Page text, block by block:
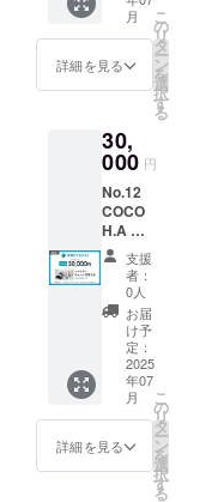
りま
す。
ンや割
引と
ンの併
用はで
カラー
デザイ
ンや持
ち込み
デザイ
ン、
チェー
ンやカ
フなど
の変更
の場合
は、別
途現地
での精
算が必
りま
す。
意くだ
さい。
状況や
予約数
作にお
時間が
かかる
場合が
ありま
す。 ・
店舗で
開催し
ている
キャン
ペーン
や割引
とクー
ポンの
併用は
せん。
・カ
状況や
予約数
によ
り、製
場合が
ありま
各店舗
が開催
してい
るキャ
ンペー
ンや割
引と
クーポ
ンの併
用はで
きませ
ん。 ・
ンは
COCO
H.Aの加
える
45,000
円クー
ポン
※有効期
※補聴
器カ
バーは
店舗に
てデザ
イン決
定 ・サ
ンクス
メール
（価格
に関わ
らず内
容は同
じとな
りま
す）
【備
月
詳細を見る
こ
の
リ
タ
ー
ン
を
選
択
す
る
30,
000 円
No.12
COCO
H.A 製
作券
函館
CANAI
LL 【リ
ターン
詳細】
COCO
H.A 製
作券
両耳/ワ
ンカ
ラー/
支援
者：
0人
お届
け予
定：
2025
年07
月
詳細を見る
こ
の
リ
タ
ー
ン
を
選
択
す
る